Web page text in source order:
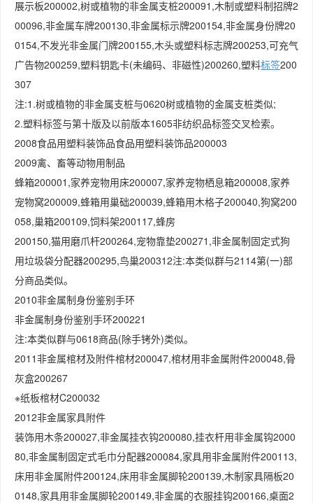
展示板200002,树或植物的非金属支桩200091,木制或塑料制招牌2
00096,非金属车牌200130,非金属标示牌200154,非金属身份牌20
0154,不发光非金属门牌200155,木头或塑料标志牌200253,可充气
广告物200259,塑料钥匙卡(未编码、非磁性)200260,塑料标签200
307
注:1.树或植物的非金属支桩与0620树或植物的金属支桩类似;
2.塑料标签与第十版及以前版本1605非纺织品标签交叉检索。
2008食品用塑料装饰品食品用塑料装饰品200003
2009禽、畜等动物用制品
蜂箱200001,家养宠物用床200007,家养宠物栖息箱200008,家养
宠物窝200009,蜂箱用巢础200039,蜂箱用木格子200040,狗窝200
058,巢箱200109,饲料架200117,蜂房
200150,猫用磨爪杆200264,宠物靠垫200271,非金属制固定式狗
用垃圾袋分配器200295,鸟巢200312注:本类似群与2114第(一)部
分商品类似。
2010非金属制身份鉴别手环
非金属制身份鉴别手环200221
注:本类似群与0618商品(除手铐外)类似。
2011非金属棺材及附件棺材200047,棺材用非金属附件200048,骨
灰盒200267
※纸板棺材C200032
2012非金属家具附件
装饰用木条200027,非金属挂衣钩200080,挂衣杆用非金属钩2000
80,非金属制固定式毛巾分配器200084,家具用非金属附件200113,
床用非金属附件200124,床用非金属脚轮200139,木制家具隔板20
0148,家具用非金属脚轮200149,非金属的衣服挂钩200166,桌面2